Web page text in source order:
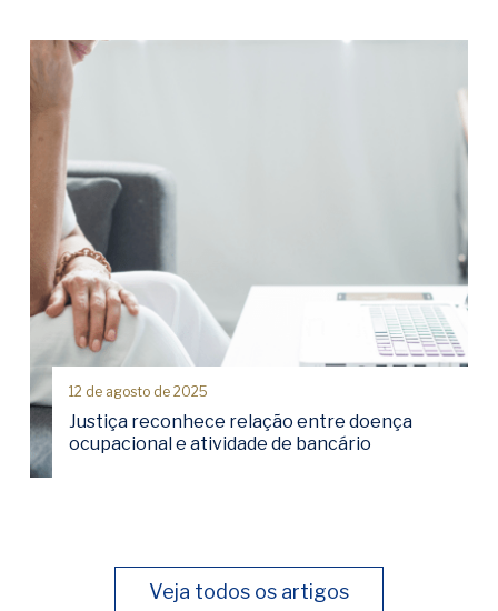
12 de agosto de 2025
Justiça reconhece relação entre doença
ocupacional e atividade de bancário
Veja todos os artigos